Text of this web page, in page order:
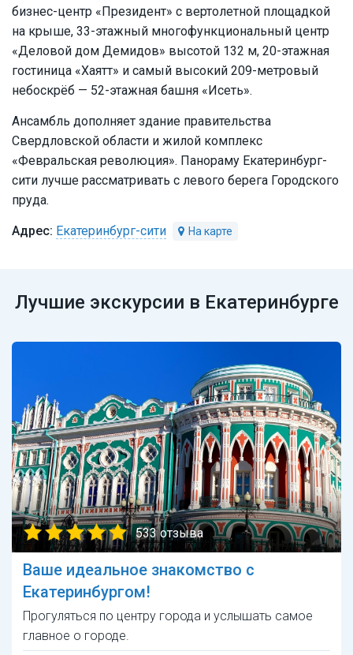
бизнес-центр «Президент» с вертолетной площадкой
на крыше, 33-этажный многофункциональный центр
«Деловой дом Демидов» высотой 132 м, 20-этажная
гостиница «Хаятт» и самый высокий 209-метровый
небоскрёб — 52-этажная башня «Исеть».
Ансамбль дополняет здание правительства
Свердловской области и жилой комплекс
«Февральская революция». Панораму Екатеринбург-
сити лучше рассматривать с левого берега Городского
пруда.
Екатеринбург-сити
Лучшие экскурсии в Екатеринбурге
533 отзыва
Ваше идеальное знакомство с
Екатеринбургом!
Прогуляться по центру города и услышать самое
главное о городе.